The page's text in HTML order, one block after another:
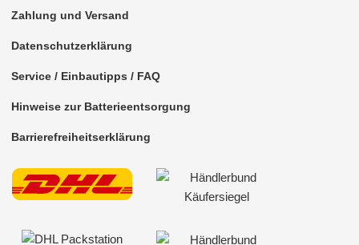
CAN-BUS-Adapter
für Alfa Romeo
für Audi
für BMW
für Chevrolet
für Chrysler
für Citroen
für DAF
Zahlung und Versand
Datenschutzerklärung
Service / Einbautipps / FAQ
Hinweise zur Batterieentsorgung
Barrierefreiheitserklärung